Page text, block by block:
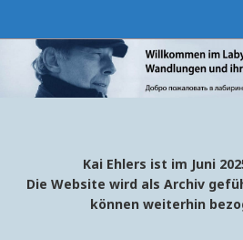
Kai Ehlers ist im Juni
Die Website wird als Archiv
können weiterhin